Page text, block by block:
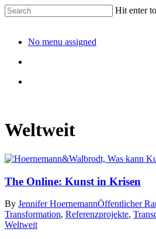
Hit enter
No menu assigned
Weltweit
The Online: Kunst in Krisen
By Jennifer HoernemannÖffentlicher
Transformation, Referenzprojekte,
Weltweit